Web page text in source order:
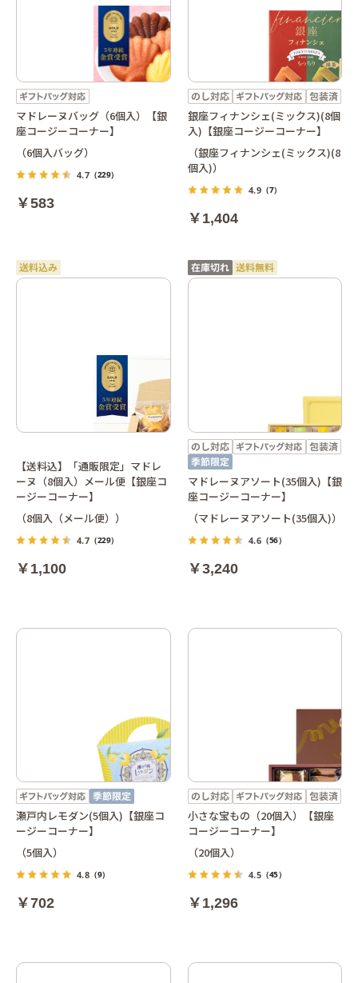
マドレーヌバッグ（6個入）【銀
座コージーコーナー】
（6個入バッグ）
4.7 （229）
￥583
銀座フィナンシェ(ミックス)(8個
入)【銀座コージーコーナー】
（銀座フィナンシェ(ミックス)(8
個入)）
4.9（7）
￥1,404
【送料込】「通販限定」マドレ
ーヌ（8個入）メール便【銀座コ
ージーコーナー】
（8個入（メール便））
4.7 （229）
￥1,100
マドレーヌアソート(35個入)【銀
座コージーコーナー】
（マドレーヌアソート(35個入)）
4.6（56）
￥3,240
瀬戸内レモダン(5個入)【銀座コ
ージーコーナー】
（5個入）
4.8 （9）
￥702
小さな宝もの（20個入）【銀座
コージーコーナー】
（20個入）
4.5（45）
￥1,296